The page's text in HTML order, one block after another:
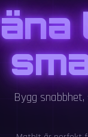
Bygg